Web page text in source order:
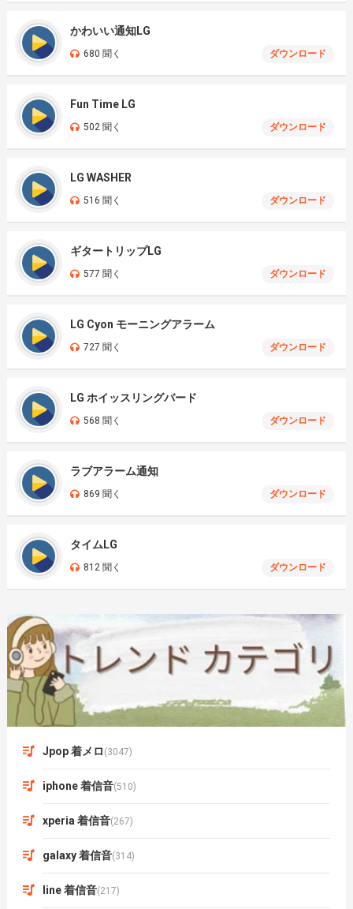
かわいい通知LG
680 聞く ダウンロード
Fun Time LG
502 聞く ダウンロード
LG WASHER
516 聞く ダウンロード
ギタートリップLG
577 聞く ダウンロード
LG Cyon モーニングアラーム
727 聞く ダウンロード
LG ホイッスリングバード
568 聞く ダウンロード
ラブアラーム通知
869 聞く ダウンロード
タイムLG
812 聞く ダウンロード
Jpop 着メロ (3047)
iphone 着信音(510)
xperia 着信音(267)
galaxy 着信音(314)
line 着信音(217)